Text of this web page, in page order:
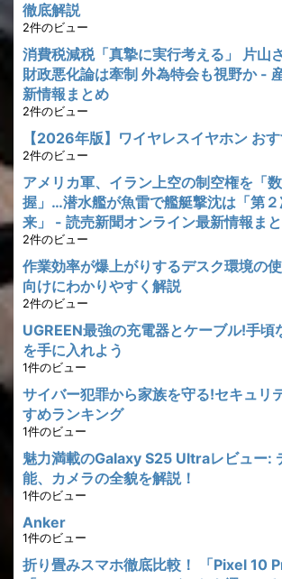
徹底解説
2件のビュー
消費税減税「真摯に実行考える」 片山
財政悪化論は牽制 外為特会も視野か -
新情報まとめ
2件のビュー
【2026年版】ワイヤレスイヤホン お
2件のビュー
アメリカ軍、イラン上空の制空権を「
握」…潜水艦が魚雷で艦艇撃沈は「第
来」 - 読売新聞オンライン最新情報ま
2件のビュー
作業効率が爆上がりするデスク環境の
向けにわかりやすく解説
2件のビュー
UGREEN最強の充電器とケーブル!手頃
を手に入れよう
1件のビュー
サイバー犯罪から家族を守る!セキュリ
すめランキング
1件のビュー
魅力満載のGalaxy S25 Ultraレビュー:
能、カメラの全貌を解説！
1件のビュー
Anker
1件のビュー
折り畳みスマホ徹底比較！ 「Pixel 10